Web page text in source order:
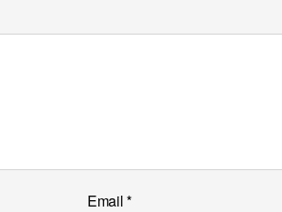
Email*